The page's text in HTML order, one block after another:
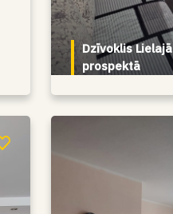
Dzīvoklis Lielajā
prospektā